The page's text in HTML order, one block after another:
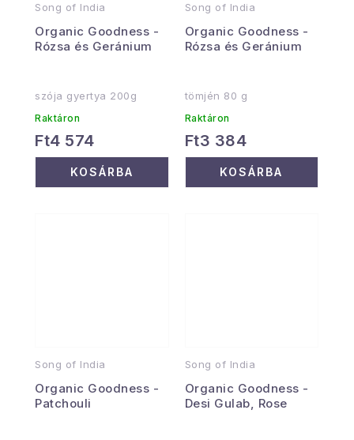
Song of India
Organic Goodness -
Rózsa és Geránium
szója gyertya 200g
Raktáron
Ft4 574
KOSÁRBA
Song of India
Organic Goodness -
Rózsa és Geránium
tömjén 80 g
Raktáron
Ft3 384
KOSÁRBA
Song of India
Organic Goodness -
Patchouli
Song of India
Organic Goodness -
Desi Gulab, Rose